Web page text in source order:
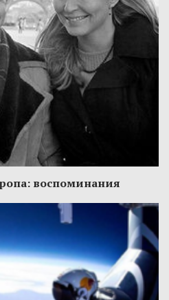
воспоминания